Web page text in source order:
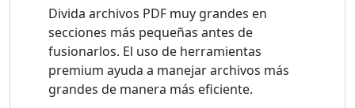
Divida archivos PDF muy grandes en
secciones más pequeñas antes de
fusionarlos. El uso de herramientas
premium ayuda a manejar archivos más
grandes de manera más eficiente.